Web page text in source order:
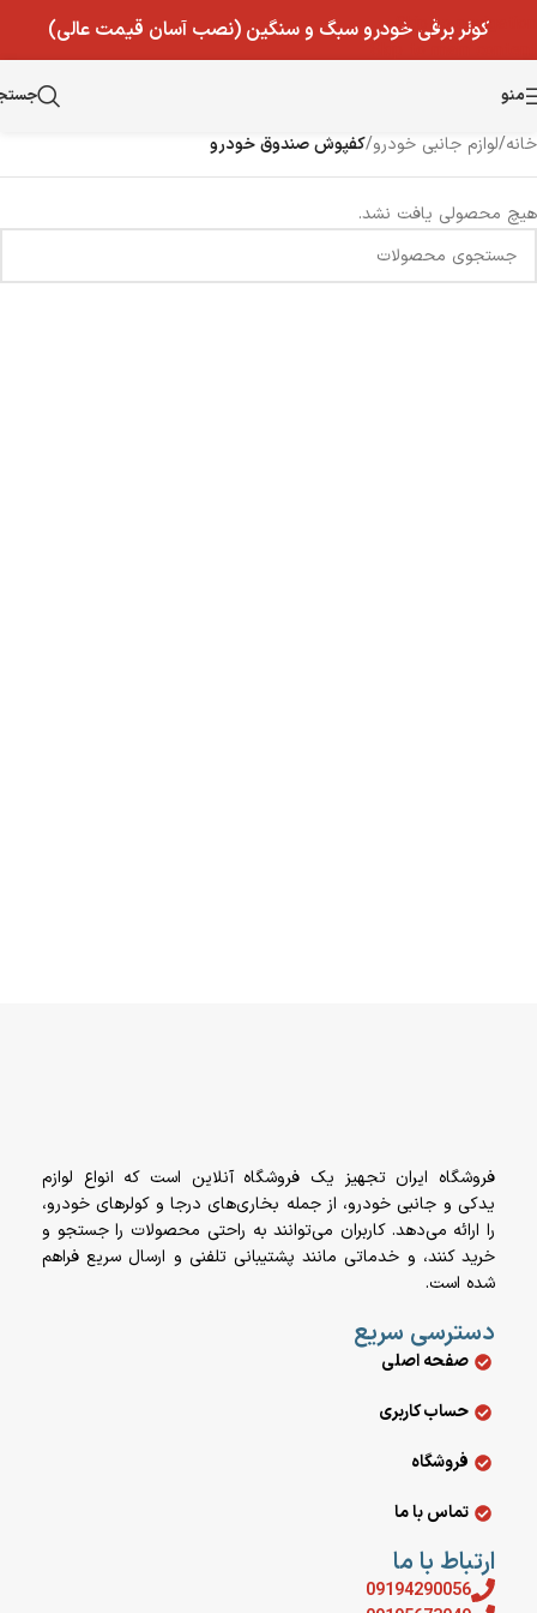
Skip to navigation
کولر برقی خودرو سبگ و سنگین (نصب آسان قیمت عالی)
منو
خانه/لوازم جانبی خودرو/کفپوش صندوق خودرو
هیچ محصولی یافت نشد.
فروشگاه ایران تجهیز یک فروشگاه آنلاین است که انواع لوازم
یدکی و جانبی خودرو، از جمله بخاری‌های درجا و کولرهای خودرو،
را ارائه می‌دهد. کاربران می‌توانند به راحتی محصولات را جستجو و
خرید کنند، و خدماتی مانند پشتیبانی تلفنی و ارسال سریع فراهم
شده است.
دسترسی سریع
صفحه اصلی
حساب کاربری
فروشگاه
تماس با ما
ارتباط با ما
09194290056